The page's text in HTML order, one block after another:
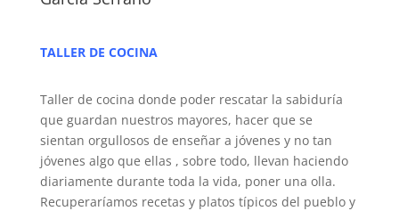
TALLER DE COCINA
Taller de cocina donde poder rescatar la sabiduría
que guardan nuestros mayores, hacer que se
sientan orgullosos de enseñar a jóvenes y no tan
jóvenes algo que ellas , sobre todo, llevan haciendo
diariamente durante toda la vida, poner una olla.
Recuperaríamos recetas y platos típicos del pueblo y